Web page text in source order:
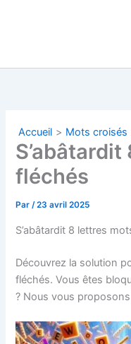
Accueil Mots croisés
fléchés
Par/23 avril 2025
S’abâtardit 8 lettres
Découvrez la solution
fléchés. Vous êtes
? Nous vous